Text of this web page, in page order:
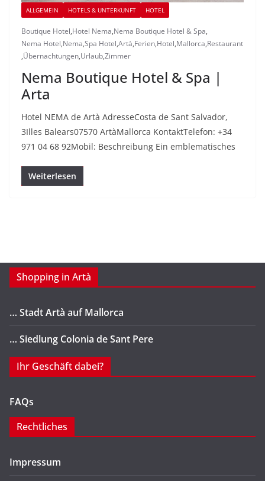
ALLGEMEIN HOTELS & UNTERKUNFT HOTEL
Boutique Hotel,Hotel Nema,Nema Boutique Hotel & Spa,
Nema Hotel,Nema,Spa Hotel,Artà,Ferien,Hotel,Mallorca,Restaurant
,Übernachtungen,Urlaub,Zimmer
Nema Boutique Hotel & Spa |
Arta
Hotel NEMA de Artà AdresseCosta de Sant Salvador,
3Illes Balears07570 ArtàMallorca KontaktTelefon: +34
971 04 68 92Mobil: Beschreibung Ein emblematisches
Weiterlesen
Shopping in Artà
… Stadt Artà auf Mallorca
… Siedlung Colonia de Sant Pere
Ihr Geschäft dabei?
FAQs
Rechtliches
Impressum